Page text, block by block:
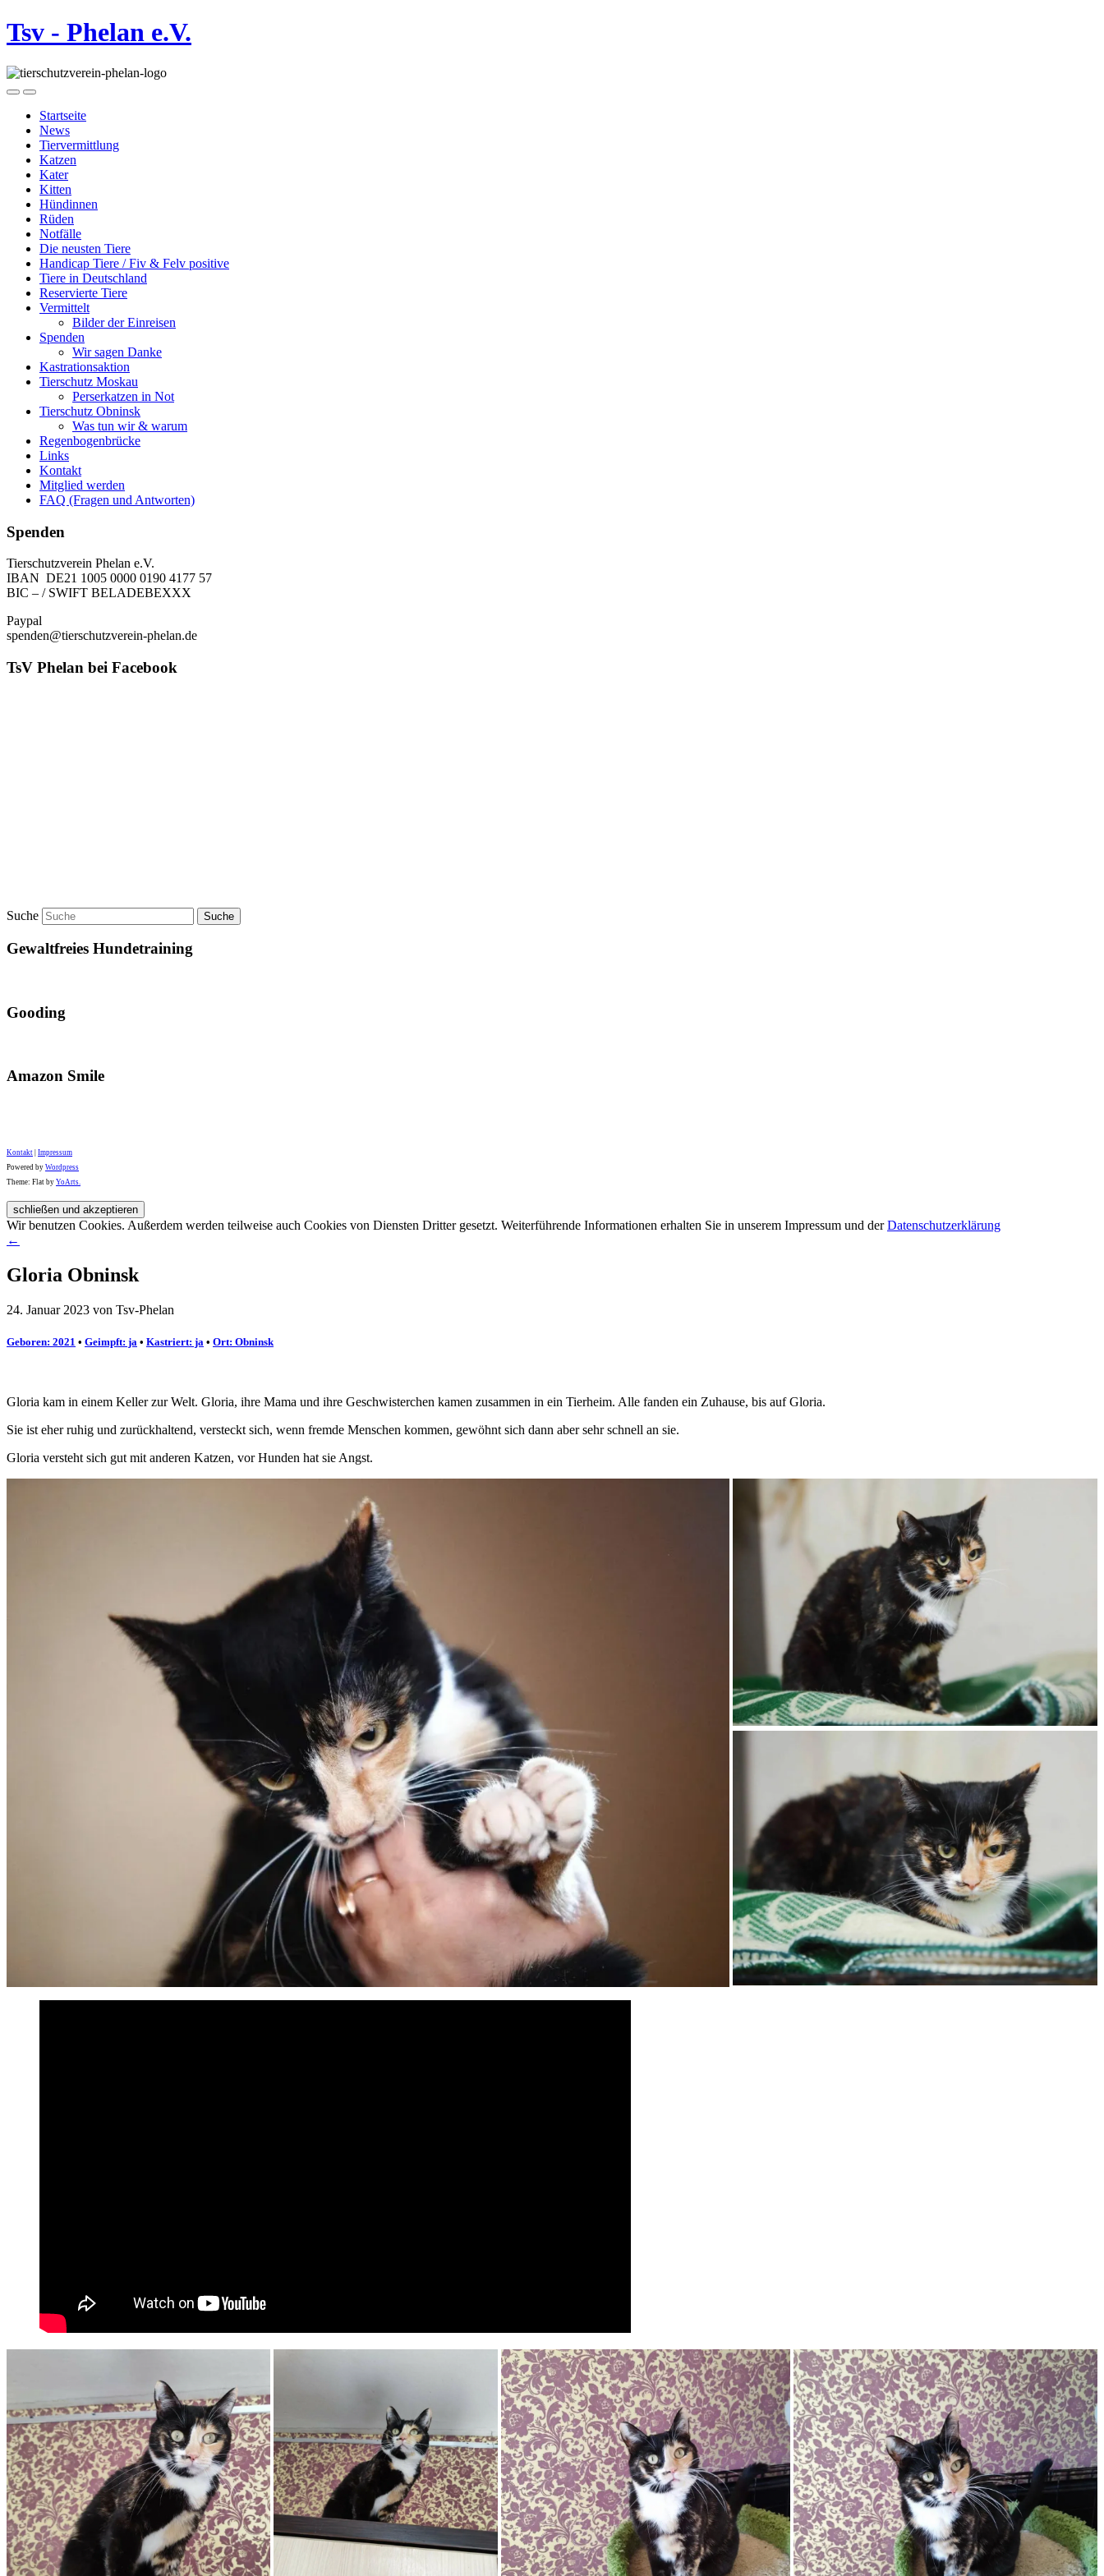
Tsv - Phelan e.V.
Startseite
News
Tiervermittlung
Katzen
Kater
Kitten
Hündinnen
Rüden
Notfälle
Die neusten Tiere
Handicap Tiere / Fiv & Felv positive
Tiere in Deutschland
Reservierte Tiere
Vermittelt
Bilder der Einreisen
Spenden
Wir sagen Danke
Kastrationsaktion
Tierschutz Moskau
Perserkatzen in Not
Tierschutz Obninsk
Was tun wir & warum
Regenbogenbrücke
Links
Kontakt
Mitglied werden
FAQ (Fragen und Antworten)
Spenden
Tierschutzverein Phelan e.V.
IBAN DE21 1005 0000 0190 4177 57
BIC – / SWIFT BELADEBEXXX
Paypal
spenden@tierschutzverein-phelan.de
TsV Phelan bei Facebook
Suche
Gewaltfreies Hundetraining
Gooding
Amazon Smile
Kontakt Impressum
Powered by Wordpress
Theme: Flat by YoArts.
Wir benutzen Cookies. Außerdem werden teilweise auch Cookies von Diensten Dritter gesetzt. Weiterführende Informationen erhalten Sie in unserem Impressum und derDatenschutzerklärung
←
Gloria Obninsk
24. Januar 2023 von Tsv-Phelan
Geboren: 2021 • Geimpft: ja • Kastriert: ja • Ort: Obninsk
Gloria kam in einem Keller zur Welt. Gloria, ihre Mama und ihre Geschwisterchen kamen zusammen in ein Tierheim. Alle fanden ein Zuhause, bis auf Gloria.
Sie ist eher ruhig und zurückhaltend, versteckt sich, wenn fremde Menschen kommen, gewöhnt sich dann aber sehr schnell an sie.
Gloria versteht sich gut mit anderen Katzen, vor Hunden hat sie Angst.